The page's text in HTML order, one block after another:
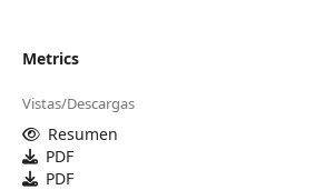
Metrics
Vistas/Descargas
Resumen
PDF
PDF